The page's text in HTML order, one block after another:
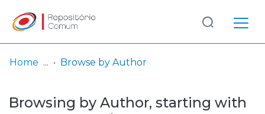
& Collections
Log
In
(current)
Home Browse by Author
Browsing by Author, starting with